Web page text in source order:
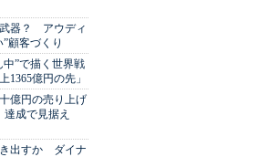
器？ アウディ
顧客づくり
”で描く世界戦
億円の先」
億円の売り上げ
成で見据え
出すか ダイナ